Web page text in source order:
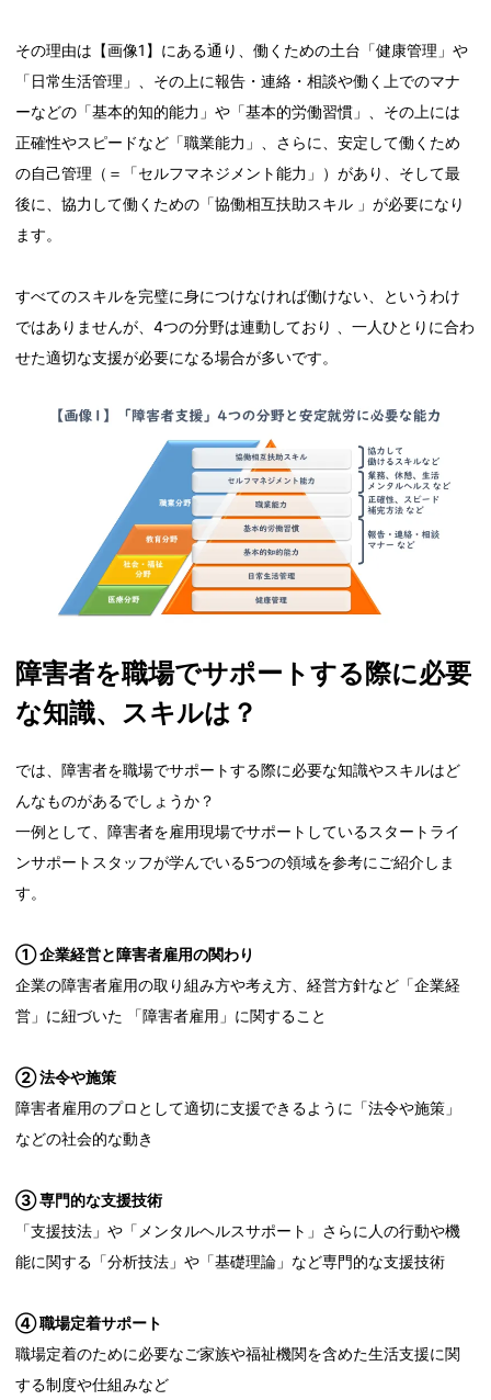
その理由は【画像1】にある通り、働くための土台「健康管理」や
「日常生活管理」、その上に報告・連絡・相談や働く上でのマナ
ーなどの「基本的知的能力」や「基本的労働習慣」、その上には
正確性やスピードなど「職業能力」、さらに、安定して働くため
の自己管理（＝「セルフマネジメント能力」）があり、そして最
後に、協力して働くための「協働相互扶助スキル 」が必要になり
ます。
すべてのスキルを完璧に身につけなければ働けない、というわけ
ではありませんが、4つの分野は連動しており 、一人ひとりに合わ
せた適切な支援が必要になる場合が多いです。
障害者を職場でサポートする際に必要
な知識、スキルは？
では、障害者を職場でサポートする際に必要な知識やスキルはど
んなものがあるでしょうか？
一例として、障害者を雇用現場でサポートしているスタートライ
ンサポートスタッフが学んでいる5つの領域を参考にご紹介しま
す。
① 企業経営と障害者雇用の関わり
企業の障害者雇用の取り組み方や考え方、経営方針など「企業経
営」に紐づいた 「障害者雇用」に関すること
② 法令や施策
障害者雇用のプロとして適切に支援できるように「法令や施策」
などの社会的な動き
③ 専門的な支援技術
「支援技法」や「メンタルヘルスサポート」さらに人の行動や機
能に関する「分析技法」や「基礎理論」など専門的な支援技術
④ 職場定着サポート
職場定着のために必要なご家族や福祉機関を含めた生活支援に関
する制度や仕組みなど